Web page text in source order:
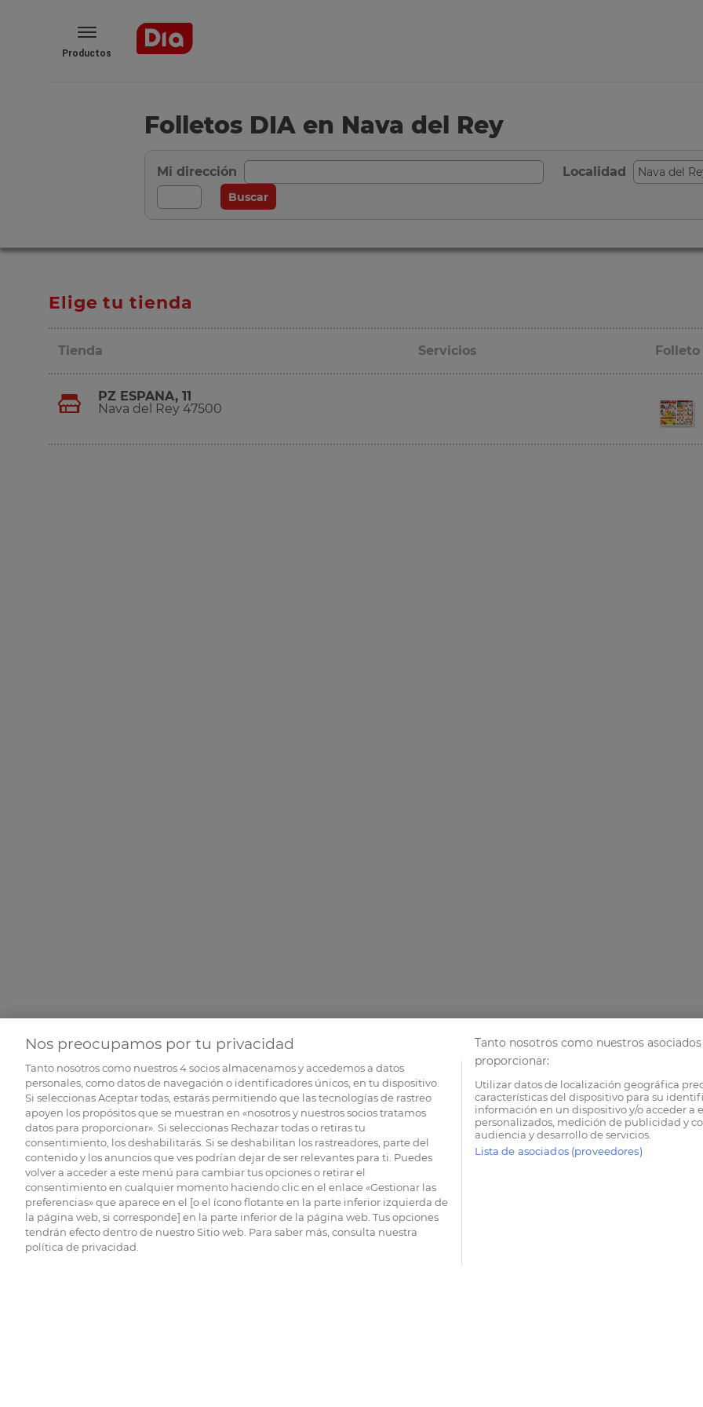
Productos
Folletos DIA en Nava del Rey
Mi dirección Localidad
Elige tu tienda
Tienda Servicios
PZ ESPAÑA, 11
Nava del Rey 47500
Nos preocupamos por tu privacidad
Tanto nosotros como nuestros4socios almacenamos y accedemos a datos
personales, como datos de navegación o identificadores únicos, en tu dispositivo.
Si seleccionas Aceptar todas, estarás permitiendo que las tecnologías de rastreo
apoyen los propósitos que se muestran en «nosotros y nuestros socios tratamos
datos para proporcionar». Si seleccionas Rechazar todas o retiras tu
consentimiento, los deshabilitarás. Si se deshabilitan los rastreadores, parte del
contenido y los anuncios que ves podrían dejar de ser relevantes para ti. Puedes
volver a acceder a este menú para cambiar tus opciones o retirar el
consentimiento en cualquier momento haciendo clic en el enlace «Gestionar las
preferencias» que aparece en el [o el ícono flotante en la parte inferior izquierda de
la página web, si corresponde] en la parte inferior de la página web. Tus opciones
tendrán efecto dentro de nuestro Sitio web. Para saber más, consulta nuestra
política de privacidad.
Tanto nosotros como nuestros
proporcionar:
Utilizar datos de localización geográfica
características del dispositivo para su
información en un dispositivo y/o acceder a
personalizados, medición de publicidad y
audiencia y desarrollo de servicios.
Lista de asociados (proveedores)